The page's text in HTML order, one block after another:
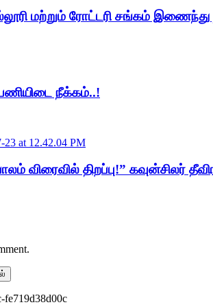
மற்றும் ரோட்டரி சங்கம்
நீக்கம்..!
விரைவில் திறப்பு!” கவுன்சிலர்